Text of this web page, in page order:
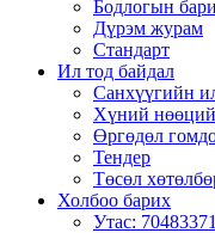
Бодлогын
Дүрэм журам
Стандарт
Ил тод байдал
Санхүүгийн
Хүний
Өргөдөл
Тендер
Төсөл
Холбоо барих
Утас: 70483371